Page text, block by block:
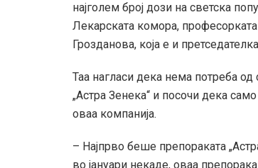
најголем број дози на светска
Лекарската комора,
Грозданова, која е и
Таа нагласи дека нема потреба
„Астра Зенека“ и посочи дека
оваа компанија.
– Најпрво беше препораката
во јануари некаде, оваа